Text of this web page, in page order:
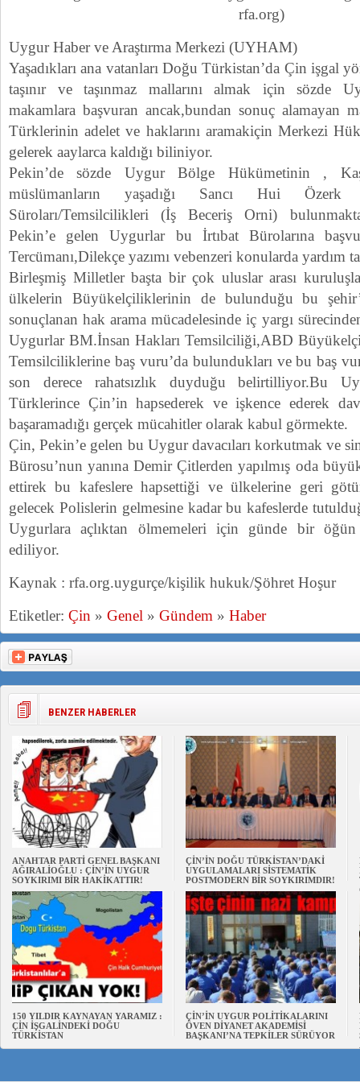
rfa.org)
Uygur Haber ve Araştırma Merkezi (UYHAM)
Yaşadıkları ana vatanları Doğu Türkistan’da Çin işgal
taşınır ve taşınmaz mallarını almak için sözde
makamlara başvuran ancak,bundan sonuç alamayan
Türklerinin adelet ve haklarını aramakiçin Merkezi
gelerek aaylarca kaldığı biliniyor.
Pekin’de sözde Uygur Bölge Hükümetinin ,
müslümanların yaşadığı Sancı Hui
Süroları/Temsilcilikleri (İş Beceriş Orni)
Pekin’e gelen Uygurlar bu İrtıbat Bürolarına
Tercümanı,Dilekçe yazımı vebenzeri konularda
Birleşmiş Milletler başta bir çok uluslar arası
ülkelerin Büyükelçiliklerinin de bulunduğu bu
sonuçlanan hak arama mücadelesinde iç yargı
Uygurlar BM.İnsan Hakları Temsilciliği,ABD
Temsilciliklerine baş vuru’da bulundukları ve bu baş
son derece rahatsızlık duyduğu belirtilliyor.Bu
Türklerince Çin’in hapsederek ve işkence ederek
başaramadığı gerçek mücahitler olarak kabul görmekte.
Çin, Pekin’e gelen bu Uygur davacıları korkutmak ve
Bürosu’nun yanına Demir Çitlerden yapılmış oda
ettirek bu kafeslere hapsettiği ve ülkelerine geri
gelecek Polislerin gelmesine kadar bu kafeslerde
Uygurlara açlıktan ölmemeleri için günde bir
ediliyor.
Kaynak : rfa.org.uygurçe/kişilik hukuk/Şöhret Hoşur
Etiketler: Çin » Genel » Gündem » Haber
BENZER HABERLER
ANAHTAR PARTİ GENEL BAŞKANI
AĞIRALİOĞLU : ÇİN’İN UYGUR
SOYKIRIMI BİR HAKİKATTIR!
ÇİN’İN DOĞU TÜRKİSTAN’DAKİ
UYGULAMALARI SİSTEMATİK
POSTMODERN BİR SOYKIRIMDIR!
150 YILDIR KAYNAYAN YARAMIZ :
ÇİN İŞGALİNDEKİ DOĞU
TÜRKİSTAN
ÇİN’İN UYGUR POLİTİKALARINI
ÖVEN DİYANET AKADEMİSİ
BAŞKANI’NA TEPKİLER SÜRÜYOR